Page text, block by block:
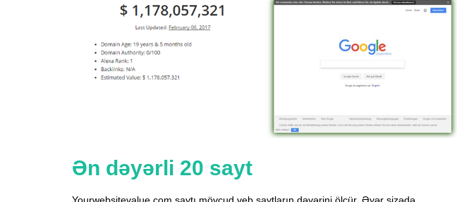
Ən dəyərli 20 sayt